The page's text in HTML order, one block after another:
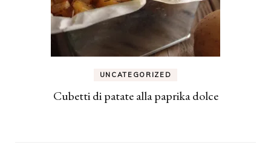
UNCATEGORIZED
Cubetti di patate alla paprika dolce